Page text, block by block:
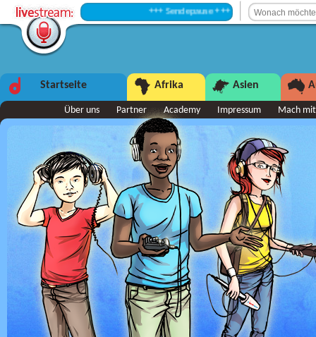
+++ Sendepause +++
Startseite Afrika Asien
Über uns Partner Academy Impressum Mach mit